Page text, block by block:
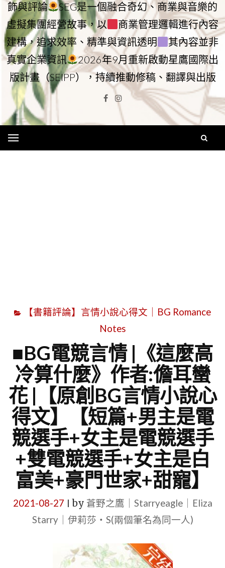
飾與評論
SEG是一個融合奇幻、商業與音樂的
虛擬集團經營故事，以
商業管理邏輯進行內容
建構，追求效率、精準與資訊透明
其內容並非
真實企業資訊
2026年9月重新啟動星鷹國際出
版計畫（SEIPP），持續推動修稿、翻譯與出版
Facebook
Instagram
【書籍評論】言情小說心得文｜BG Romance
Notes
■BG電競言情 |《這麼高
冷算什麼》作者:儋耳蠻
花 |【原創BG言情小說心
得文】【短篇+男主是電
競選手+女主是電競選手
+雙電競選手+女主是白
富美+豪門世家+甜寵】
2021-08-27 by 蒼野之鷹｜Starryeagle｜Eliza
Starry｜伊莉莎・S(兩個筆名為同一人)